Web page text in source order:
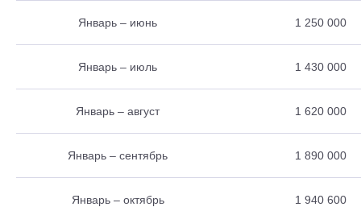
Январь – июнь 1 250 000
Январь – июль 1 430 000
Январь – август 1 620 000
Январь – сентябрь 1 890 000
Январь – октябрь 1 940 600